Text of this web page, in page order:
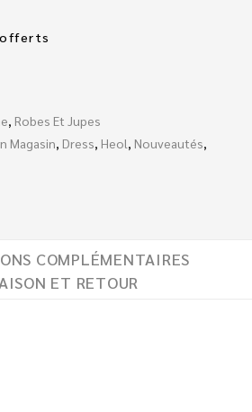
Robes Et Jupes
Magasin Dress Heol Nouveautés
COMPLÉMENTAIRES
ET RETOUR